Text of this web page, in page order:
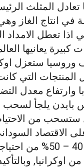
تعادل المثلث
في انتاج الغاز
اذا تعطل
كبيرة يعانيها
وروسيا ستعزل
التي
ستسحب من
على الاقتصاد
8% من اوكرانيا,